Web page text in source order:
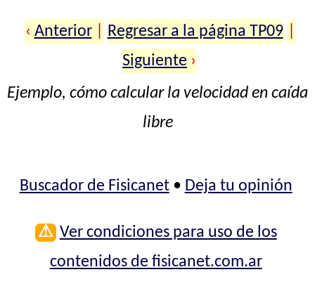
‹ Anterior Regresar a la página TP09
Siguiente ›
Ejemplo, cómo calcular la velocidad en caída
libre
Buscador de Fisicanet• Deja tu opinión
⚠ Ver condiciones para uso de los
contenidos de fisicanet.com.ar